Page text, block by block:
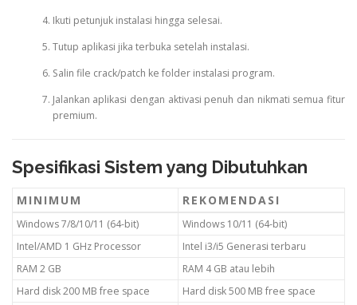
Ikuti petunjuk instalasi hingga selesai.
Tutup aplikasi jika terbuka setelah instalasi.
Salin file crack/patch ke folder instalasi program.
Jalankan aplikasi dengan aktivasi penuh dan nikmati semua fitur
premium.
Spesifikasi Sistem yang Dibutuhkan
MINIMUM REKOMENDASI
Windows 7/8/10/11 (64-bit)
Windows 10/11 (64-bit)
Intel/AMD 1 GHz Processor
Intel i3/i5 Generasi terbaru
RAM 2 GB
RAM 4 GB atau lebih
Hard disk 200 MB free space
Hard disk 500 MB free space